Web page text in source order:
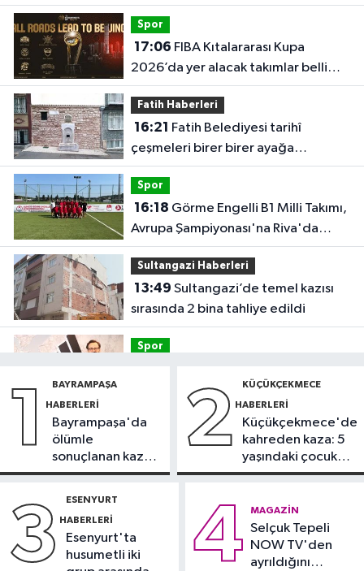
şampiyonu
Spor
17:06
2026’da yer alacak takımlar belli
oldu
Fatih Haberleri
16:21
çeşmeleri birer birer ayağa
kaldırıyor
Spor
16:18
Avrupa Şampiyonası'na Riva'da
hazırlanıyor
Sultangazi Haberleri
13:49
sırasında 2 bina tahliye edildi
Spor
yeni forma sponsoru
İstanbul Haberleri
magandalığını özendirdi,
VAR'ları açıklandı
1 BAYRAMPAŞA
HABERLERI
Bayrampaşa'da
ölümle
sonuçlanan kaza:
Sürücü
2 KÜÇÜKÇEKMECE
HABERLERI
Küçükçekmece'de
kahreden kaza: 5
yaşındaki çocuk
yoğun bakımda
3 ESENYURT
HABERLERI
Esenyurt'ta
husumetli iki
4 MAGAZIN
Selçuk Tepeli
NOW TV'den
ayrıldığını